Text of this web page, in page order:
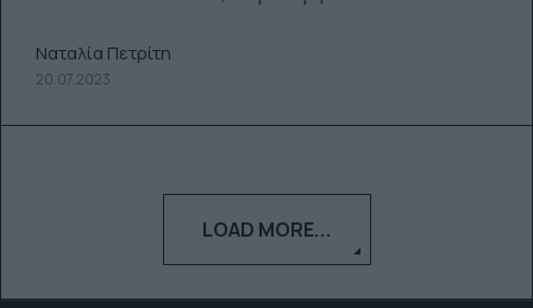
Ναταλία Πετρίτη
20.07.2023
LOAD MORE...